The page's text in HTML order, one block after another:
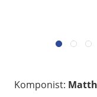
Komponist: